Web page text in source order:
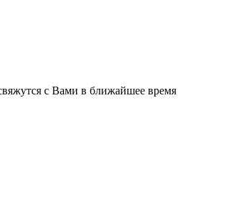
с Вами в ближайшее время